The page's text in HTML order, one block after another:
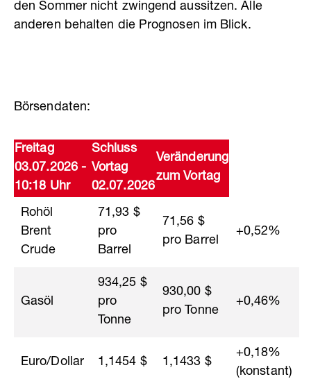
den Sommer nicht zwingend aussitzen. Alle
anderen behalten die Prognosen im Blick.
Börsendaten:
Freitag
03.07.2026 -
10:18 Uhr
Schluss
Vortag
02.07.2026
Veränderung
zum Vortag
Rohöl
Brent
Crude
71,93 $
pro
Barrel
71,56 $
pro Barrel
+0,52%
Gasöl
934,25 $
pro
Tonne
930,00 $
pro Tonne
+0,46%
Euro/Dollar 1,1454 $ 1,1433 $
+0,18%
(konstant)